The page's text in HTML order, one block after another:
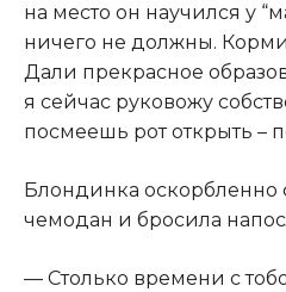
на место он научился у
ничего не должны.
Дали прекрасное
я сейчас руковожу
посмеешь рот открыть –
Блондинка оскорбленно
чемодан и бросила
— Столько времени с